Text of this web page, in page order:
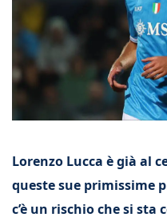
Lorenzo Lucca è già al
queste sue primissime
c’è un rischio che si sta